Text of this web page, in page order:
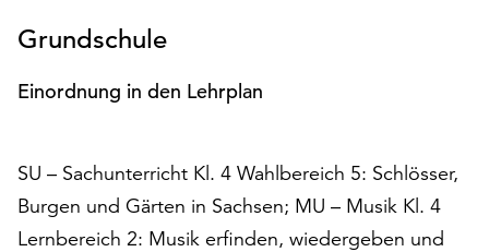
Ihnen
Ende
Schaltfläche
„Cookie-
Einstellungen“
Grundschule
Einordnung in den Lehrplan
SU – Sachunterricht Kl. 4 Wahlbereich 5: Schlösser,
Burgen und Gärten in Sachsen; MU – Musik Kl. 4
Lernbereich 2: Musik erfinden, wiedergeben und